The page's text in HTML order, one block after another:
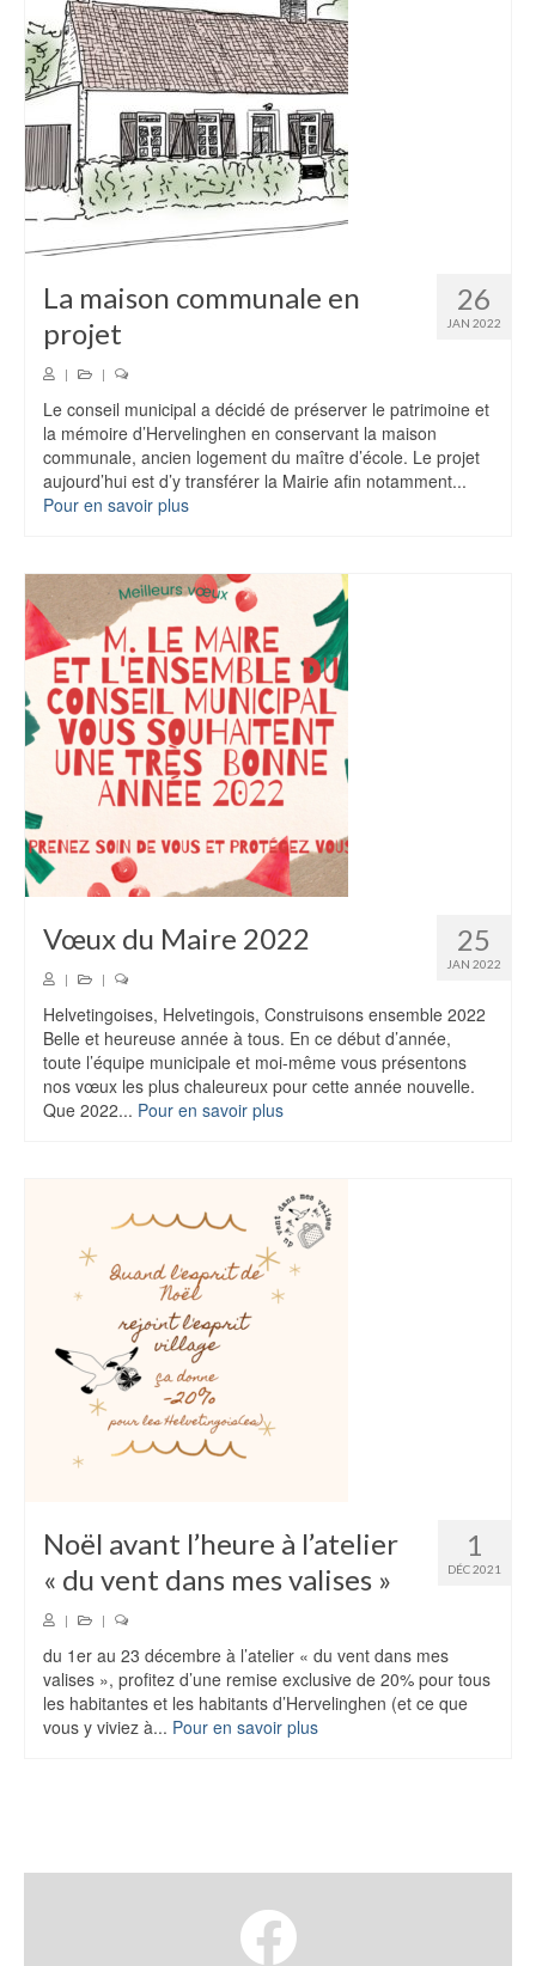
du vent dans mes valises
Les Voiles des 2 Caps – Camping
Services
Pascale Denavault – Assistante
Maternelle
Stéphanie Lootens Photographe
Travaux – Construction
SB Renovation – Plaquiste Enduiseur
Steve Delattre – Plomberie /
Chauffage / Sanitaire
Histoire de la commune
Vivre ensemble
Bilan des animations passées
Manifestations à venir
Actualités
Nous contacter
26
JAN 2022
La maison communale en
projet
| |
Le conseil municipal a décidé de préserver le patrimoine et
la mémoire d’Hervelinghen en conservant la maison
communale, ancien logement du maître d’école. Le projet
aujourd’hui est d’y transférer la Mairie afin notamment...
Pour en savoir plus
25
JAN 2022
Vœux du Maire 2022
| |
Helvetingoises, Helvetingois, Construisons ensemble 2022
Belle et heureuse année à tous. En ce début d’année,
toute l’équipe municipale et moi-même vous présentons
nos vœux les plus chaleureux pour cette année nouvelle.
Que 2022... Pour en savoir plus
1
DÉC 2021
Noël avant l’heure à l’atelier
« du vent dans mes valises »
| |
du 1er au 23 décembre à l’atelier « du vent dans mes
valises », profitez d’une remise exclusive de 20% pour tous
les habitantes et les habitants d’Hervelinghen (et ce que
vous y viviez à... Pour en savoir plus